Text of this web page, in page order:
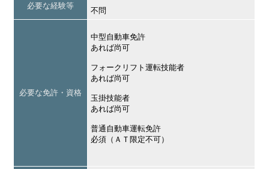
必要な経験等
不問
必要な免許・資格
中型自動車免許
あれば尚可
フォークリフト運転技能者
あれば尚可
玉掛技能者
あれば尚可
普通自動車運転免許
必須（ＡＴ限定不可）